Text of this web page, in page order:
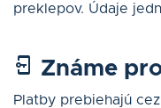
preklepov. Údaje
Známe
Platby prebiehajú cez